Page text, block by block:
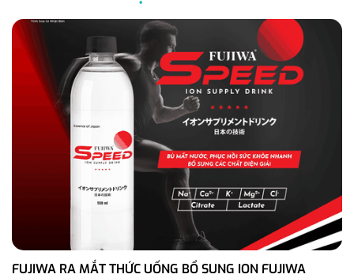
FUJIWA RA MẮT THỨC UỐNG BỔ SUNG ION FUJIWA